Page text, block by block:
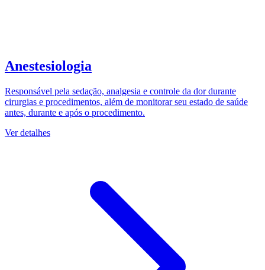
Anestesiologia
Responsável pela sedação, analgesia e controle da dor durante
cirurgias e procedimentos, além de monitorar seu estado de saúde
antes, durante e após o procedimento.
Ver detalhes